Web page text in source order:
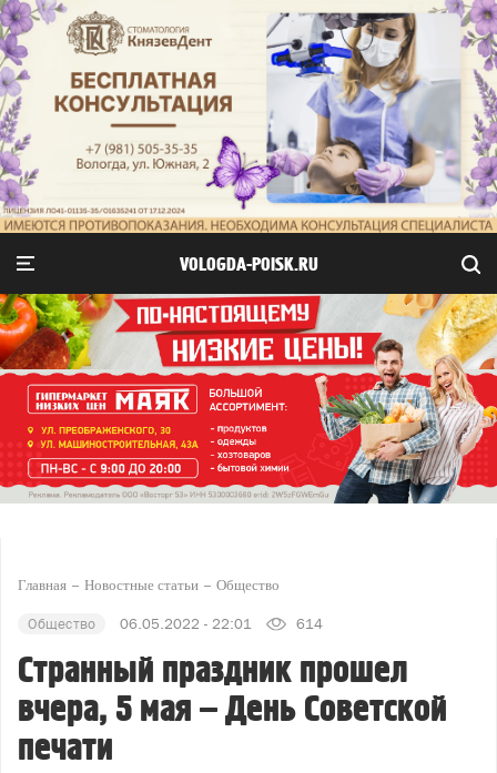
VOLOGDA-POISK.RU
Главная Новостные статьи Общество
Общество 06.05.2022 - 22:01 614
Странный праздник прошел
вчера, 5 мая – День Советской
печати